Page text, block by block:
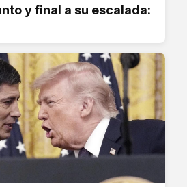
y final a su escalada: